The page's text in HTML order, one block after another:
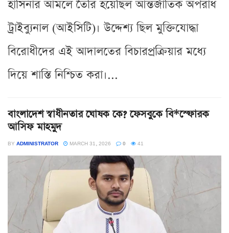
হাসিনার আমলে তৈরি হয়েছিল আন্তর্জাতিক অপরাধ
ট্রাইব্যুনাল (আইসিটি)। উদ্দেশ্য ছিল মুক্তিযোদ্ধা
বিরোধীদের এই আদালতের বিচারপ্রক্রিয়ার মধ্যে
দিয়ে শাস্তি নিশ্চিত করা।...
বাংলাদেশ স্বাধীনতার ঘোষক কে? ফেসবুকে বি*স্ফোরক
আসিফ মাহমুদ
BY ADMINISTRATOR MARCH 31, 2026 0 41